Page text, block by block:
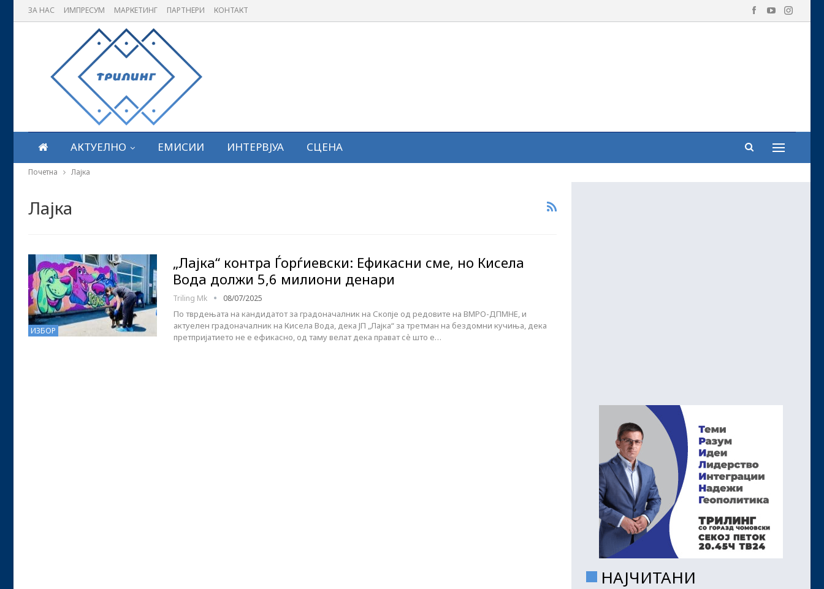
ЗА НАС ИМПРЕСУМ МАРКЕТИНГ ПАРТНЕРИ КОНТАКТ
АКТУЕЛНО ЕМИСИИ ИНТЕРВЈУА СЦЕНА
Почетна Лајка
Лајка
ИЗБОР
„Лајка“ контра Ѓорѓиевски: Ефикасни сме, но Кисела
Вода должи 5,6 милиони денари
Triling Mk 08/07/2025
По тврдењата на кандидатот за градоначалник на Скопје од редовите на ВМРО-ДПМНЕ, и
актуелен градоначалник на Кисела Вода, дека ЈП „Лајка“ за третман на бездомни кучиња, дека
претпријатието не е ефикасно, од таму велат дека прават сѐ што е…
НАЈЧИТАНИ